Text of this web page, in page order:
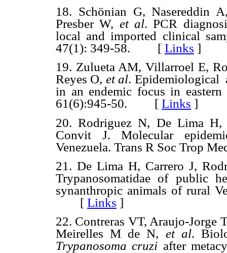
18. Schönian G, Nasereddin
Presber W, et al. PCR
local and imported clinical
47(1): 349-58. [ Links ]
19. Zulueta AM, Villarroel E,
Reyes O, et al. Epidemiological
in an endemic focus in
61(6):945-50. [ Links ]
20. Rodriguez N, De Lima
Convit J. Molecular
Venezuela. Trans R Soc
21. De Lima H, Carrero J,
Trypanosomatidae of public
synanthropic animals of rural
[ Links ]
22. Contreras VT, Araujo-Jorge
Meirelles M de N, et al.
Trypanosoma cruzi after